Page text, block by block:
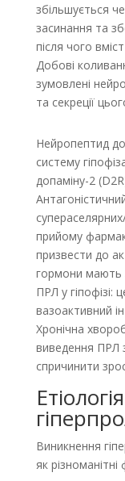
збільшується
засинання та
після чого
Добові
зумовлені
та секреції
Нейропептид
систему
допаміну-2
прийому
призвести до
гормони мають
ПРЛ у гіпофізі:
вазо­активний
Хронічна
виведення ПРЛ
спричинити
Етіологія
Виникнення
як